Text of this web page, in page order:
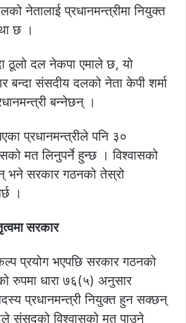
नेतालाई प्रधानमन्त्रीमा नियुक्त
छ ।
ठूलो दल नेकपा एमाले छ, यो
बन्दा संसदीय दलको नेता केपी शर्मा
बन्नेछन् ।
प्रधानमन्त्रीले पनि ३०
मत लिनुपर्ने हुन्छ । विश्वासको
सरकार गठनको तेस्रो
।
सरकार
प्रयोग भएपछि सरकार गठनको
रुपमा धारा ७६(५) अनुसार
प्रधानमन्त्री नियुक्त हुन सक्छन्
संसदको विश्वासको मत पाउने